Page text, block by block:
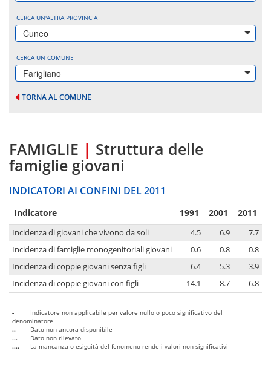
CERCA UN'ALTRA PROVINCIA
Cuneo
CERCA UN COMUNE
Farigliano
TORNA AL COMUNE
FAMIGLIE | Struttura delle
famiglie giovani
INDICATORI AI CONFINI DEL 2011
Indicatore 1991 2001 2011
Incidenza di giovani che vivono da soli 4.5 6.9
7.7
Incidenza di famiglie monogenitoriali giovani
0.6 0.8
0.8
Incidenza di coppie giovani senza figli
6.4 5.3
3.9
Incidenza di coppie giovani con figli
14.1 8.7 6.8
-
Indicatore non applicabile per valore nullo o poco significativo del
denominatore
..
Dato non ancora disponibile
...
Dato non rilevato
....
La mancanza o esiguità del fenomeno rende i valori non significativi